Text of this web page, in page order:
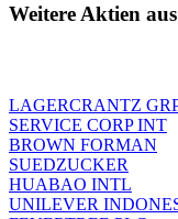
Weitere Aktien
LAGERCRANTZ
SERVICE CORP INT
BROWN FORMAN
SUEDZUCKER
HUABAO INTL
UNILEVER